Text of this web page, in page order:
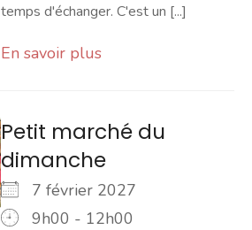
temps d'échanger. C'est un [...]
En savoir plus
Petit marché du
dimanche
7 février 2027
9h00 - 12h00